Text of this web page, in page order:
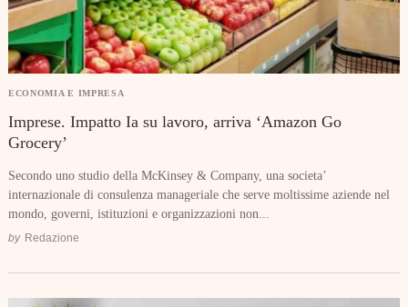
ECONOMIA E IMPRESA
Imprese. Impatto Ia su lavoro, arriva ‘Amazon Go
Grocery’
Secondo uno studio della McKinsey & Company, una societa’
internazionale di consulenza manageriale che serve moltissime aziende nel
mondo, governi, istituzioni e organizzazioni non...
by Redazione